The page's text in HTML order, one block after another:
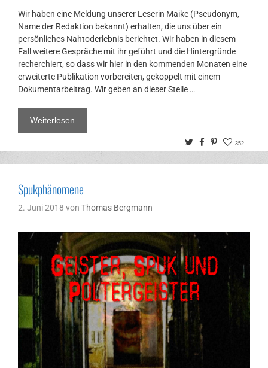
Wir haben eine Meldung unserer Leserin Maike (Pseudonym,
Name der Redaktion bekannt) erhalten, die uns über ein
persönliches Nahtoderlebnis berichtet. Wir haben in diesem
Fall weitere Gespräche mit ihr geführt und die Hintergründe
recherchiert, so dass wir hier in den kommenden Monaten eine
erweiterte Publikation vorbereiten, gekoppelt mit einem
Dokumentarbeitrag. Wir geben an dieser Stelle …
Weiterlesen
TwitterFacebook
Pinterest
352
Spukphänomene
2. Juni 2018 von Thomas Bergmann